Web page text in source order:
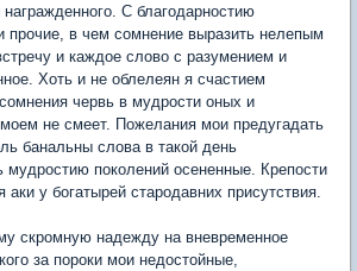
награжденного. С благодарностию
прочие, в чем сомнение выразить нелепым
и каждое слово с разумением и
Хоть и не облелеян я счастием
червь в мудрости оных и
не смеет. Пожелания мои предугадать
банальны слова в такой день
мудростию поколений осененные. Крепости
аки у богатырей стародавних присутствия.
скромную надежду на вневременное
за пороки мои недостойные,